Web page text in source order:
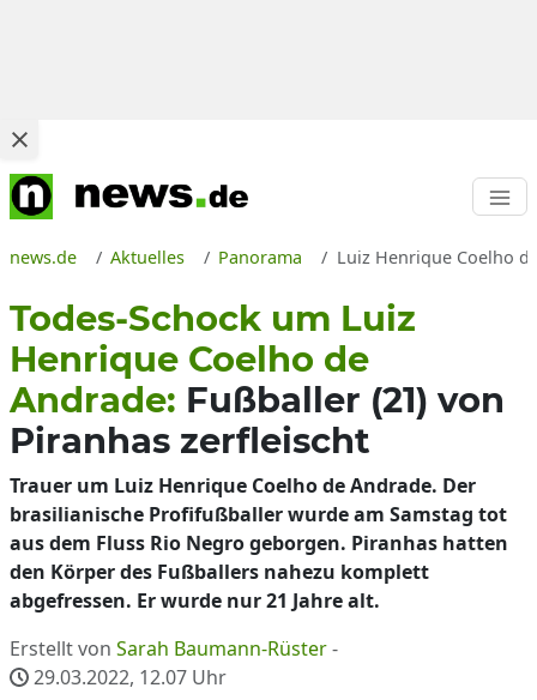
news.de Aktuelles Panorama Luiz Henrique Coelho
Todes-Schock um Luiz
Henrique Coelho de
Andrade: Fußballer (21) von
Piranhas zerfleischt
Trauer um Luiz Henrique Coelho de Andrade. Der
brasilianische Profifußballer wurde am Samstag tot
aus dem Fluss Rio Negro geborgen. Piranhas hatten
den Körper des Fußballers nahezu komplett
abgefressen. Er wurde nur 21 Jahre alt.
Erstellt von Sarah Baumann-Rüster-
29.03.2022, 12.07 Uhr